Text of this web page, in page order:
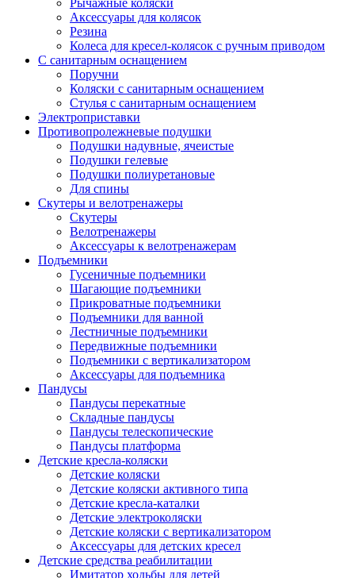
Рычажные коляски
Аксессуары для колясок
Резина
Колеса для кресел-колясок с ручным приводом
С санитарным оснащением
Поручни
Коляски с санитарным оснащением
Стулья с санитарным оснащением
Электроприставки
Противопролежневые подушки
Подушки надувные, ячеистые
Подушки гелевые
Подушки полиуретановые
Для спины
Скутеры и велотренажеры
Скутеры
Велотренажеры
Аксессуары к велотренажерам
Подъемники
Гусеничные подъемники
Шагающие подъемники
Прикроватные подъемники
Подъемники для ванной
Лестничные подъемники
Передвижные подъемники
Подъемники с вертикализатором
Аксессуары для подъемника
Пандусы
Пандусы перекатные
Складные пандусы
Пандусы телескопические
Пандусы платформа
Детские кресла-коляски
Детские коляски
Детские коляски активного типа
Детские кресла-каталки
Детские электроколяски
Детские коляски с вертикализатором
Аксессуары для детских кресел
Детские средства реабилитации
Имитатор ходьбы для детей